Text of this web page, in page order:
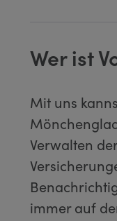
Wer ist
Mit uns
Verwalten
immer auf